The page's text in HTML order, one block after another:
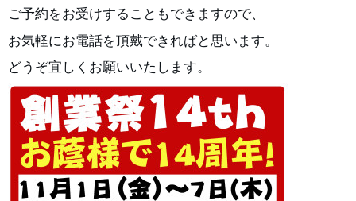
ご予約をお受けすることもできますので、
お気軽にお電話を頂戴できればと思います。
どうぞ宜しくお願いいたします。